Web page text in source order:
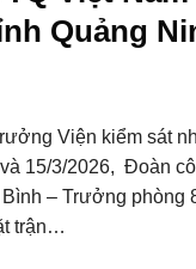
Quảng
Viện kiểm sát
15/3/2026, Đoàn
– Trưởng phòng
trận…